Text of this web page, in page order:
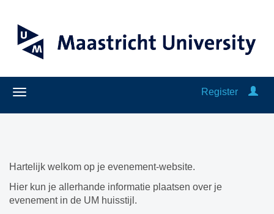
Register
Hartelijk welkom op je evenement-website.
Hier kun je allerhande informatie plaatsen over je
evenement in de UM huisstijl.